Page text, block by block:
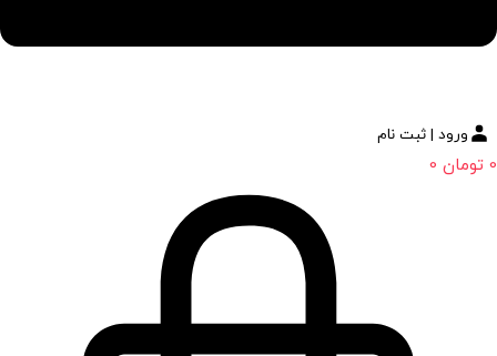
ورود | ثبت نام
0 تومان 0